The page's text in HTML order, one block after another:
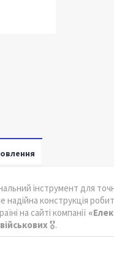
інструмент для
надійна конструкція
на сайті компанії
🎖️.